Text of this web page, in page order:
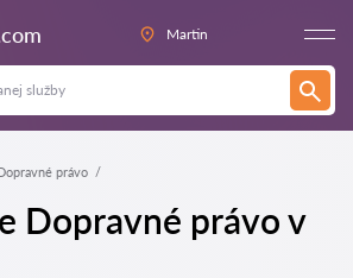
Martin
právo
Dopravné právo v